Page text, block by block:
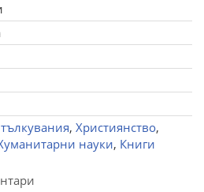
, Християнство,
науки, Книги